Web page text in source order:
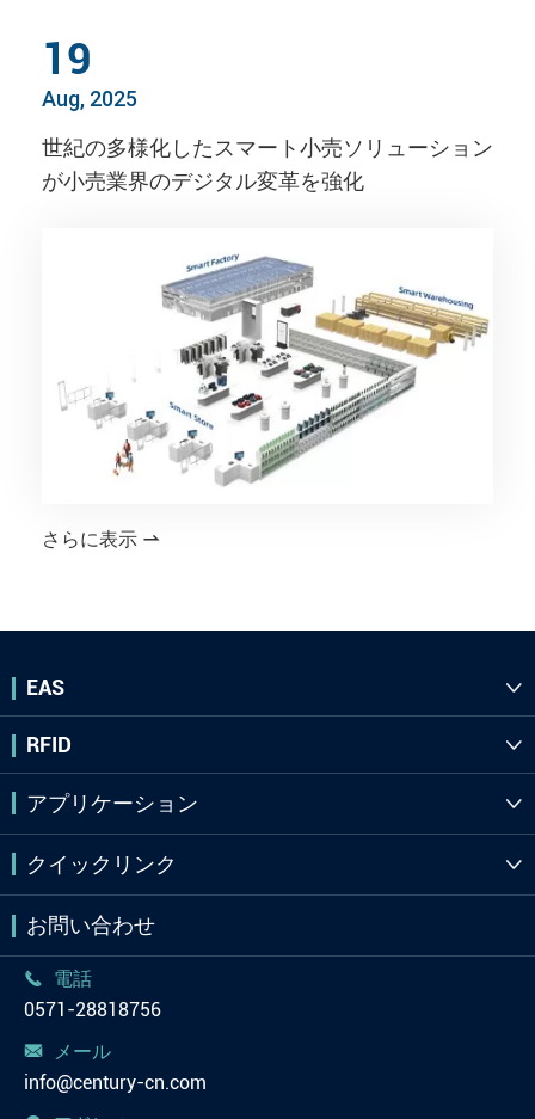
19
Aug, 2025
世紀の多様化したスマート小売ソリューション
が小売業界のデジタル変革を強化
さらに表示 
EAS 
RFID 
アプリケーション 
クイックリンク 
お問い合わせ

電話
0571-28818756

メール
info@century-cn.com